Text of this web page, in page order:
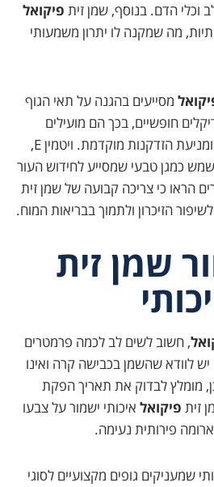
וכלי הדם. בנוסף, שמן זית פיקואל
מה שמקנה לו יתרון משמעותי
מסייעים בהגנה על תאי הגוף
חופשיים, בכך הם מועילים
בשמירה על בריאות העור, ומניעת הזדקנות מוקדמת. ויטמין E,
כמגן טבעי שמסייע לחידוש העור
הראו כי צריכה קבועה של שמן זית
הזיכרון ולתמוך בבריאות המוח.
שמן זית
, חשוב לשים לב לכמה פרמטרים
לוודא שהשמן בכבישה קרה ואינו
מומלץ לבדוק את תאריך הפקת
זית פיקואל איכותי ישמור על צבעו
פירותית נעימה.
שמעניקים גופים מקצועיים לסוגי